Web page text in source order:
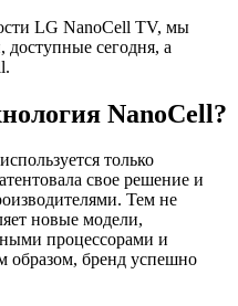
LG NanoCell TV, мы
сегодня, а
NanoCell?
только
свое решение и
Тем не
новые модели,
процессорами и
бренд успешно